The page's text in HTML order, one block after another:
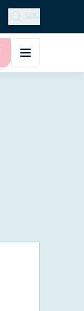
SØG